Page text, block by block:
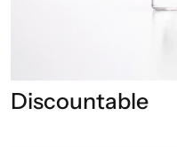
Discountable